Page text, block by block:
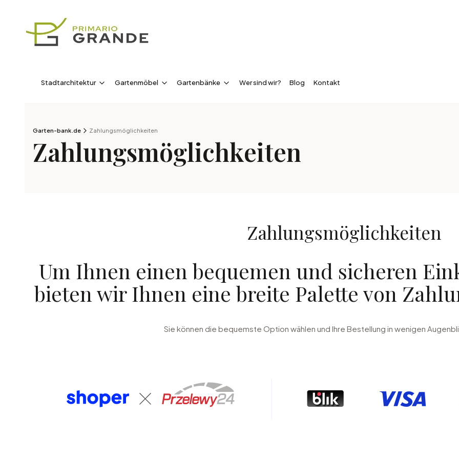
Stadtarchitektur Gartenmöbel Gartenbänke Wer sind wir? Blog Kontakt
Garten-bank.de Zahlungsmöglichkeiten
Zahlungsmöglichkeiten
Zahlungsmöglichkeiten
Um Ihnen einen bequemen und sicheren
bieten wir Ihnen eine breite Palette von
Sie können die bequemste Option wählen und Ihre Bestellung in wenigen